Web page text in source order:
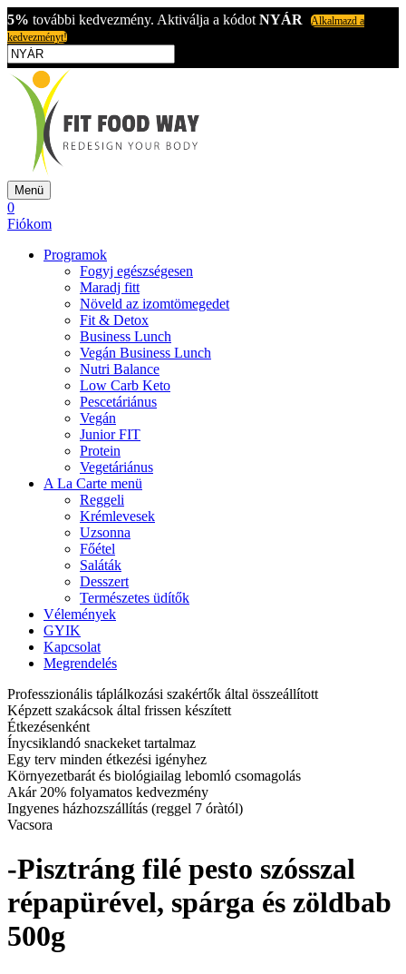
5% további kedvezmény. Aktiválja a kódot NYÁR
Alkalmazd a
kedvezményt!
Menü
0
Fiókom
Programok
Fogyj egészségesen
Maradj fitt
Növeld az izomtömegedet
Fit & Detox
Business Lunch
Vegán Business Lunch
Nutri Balance
Low Carb Keto
Pescetáriánus
Vegán
Junior FIT
Protein
Vegetáriánus
A La Carte menü
Reggeli
Krémlevesek
Uzsonna
Főétel
Saláták
Desszert
Természetes üdítők
Vélemények
GYIK
Kapcsolat
Megrendelés
Professzionális táplálkozási szakértők által összeállított
Képzett szakácsok által frissen készített
Étkezésenként
Ínycsiklandó snackeket tartalmaz
Egy terv minden étkezési igényhez
Környezetbarát és biológiailag lebomló csomagolás
Akár 20% folyamatos kedvezmény
Ingyenes házhozszállítás (reggel 7 óràtól)
Vacsora
-Pisztráng filé pesto szósszal
répapürével, spárga és zöldbab
500g